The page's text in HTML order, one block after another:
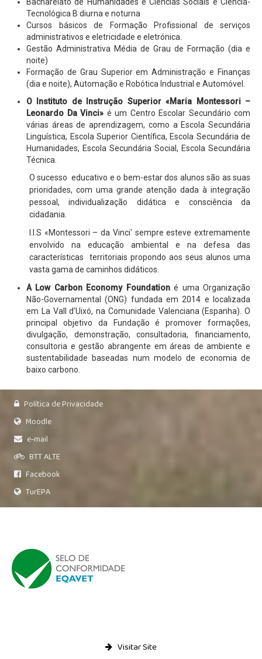
Bacharelato de Humanidades e Ciências Sociais e Ciência-
Tecnológica B diurna e noturna
Cursos básicos de Formação Profissional de serviços
administrativos e eletricidade e eletrónica.
Gestão Administrativa Média de Grau de Formação (dia e
noite)
Formação de Grau Superior em Administração e Finanças
(dia e noite), Automação e Robótica Industrial e Automóvel.
O Instituto de Instrução Superior «Maria Montessori –
Leonardo Da Vinci» é um Centro Escolar Secundário com
várias áreas de aprendizagem, como a Escola Secundária
Linguística, Escola Superior Científica, Escola Secundária de
Humanidades, Escola Secundária Social, Escola Secundária
Técnica.
O sucesso educativo e o bem-estar dos alunos são as suas
prioridades, com uma grande atenção dada à integração
pessoal, individualização didática e consciência da
cidadania.
I.I.S «Montessori – da Vinci' sempre esteve extremamente
envolvido na educação ambiental e na defesa das
características territoriais propondo aos seus alunos uma
vasta gama de caminhos didáticos.
A Low Carbon Economy Foundationé uma Organização
Não-Governamental (ONG) fundada em 2014 e localizada
em La Vall d'Uixó, na Comunidade Valenciana (Espanha). O
principal objetivo da Fundação é promover formações,
divulgação, demonstração, consultadoria, financiamento,
consultoria e gestão abrangente em áreas de ambiente e
sustentabilidade baseadas num modelo de economia de
baixo carbono.
Política de Privacidade
Moodle
e-mail
BTT ALTE
Facebook
TurEPA
Visitar Site